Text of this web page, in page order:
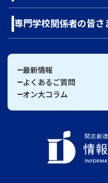
専門学校関係者の皆さ
最新情報
よくあるご質問
オン大コラム